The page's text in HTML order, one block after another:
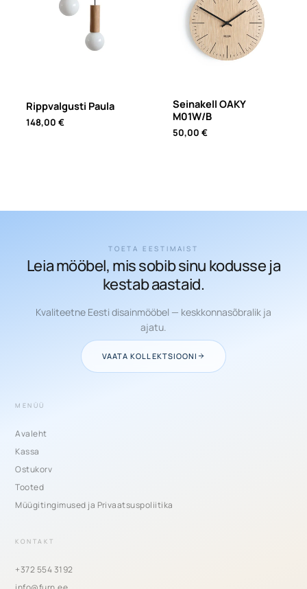
Rippvalgusti Paula
148,00 €
Seinakell OAKY
M01W/B
50,00 €
TOETA EESTIMAIST
Leia mööbel, mis sobib sinu kodusse ja
kestab aastaid.
Kvaliteetne Eesti disainmööbel — keskkonnasõbralik ja
ajatu.
VAATA KOLLEKTSIOONI
MENÜÜ
Avaleht
Kassa
Ostukorv
Tooted
Müügitingimused ja Privaatsuspoliitika
KONTAKT
+372 554 3192